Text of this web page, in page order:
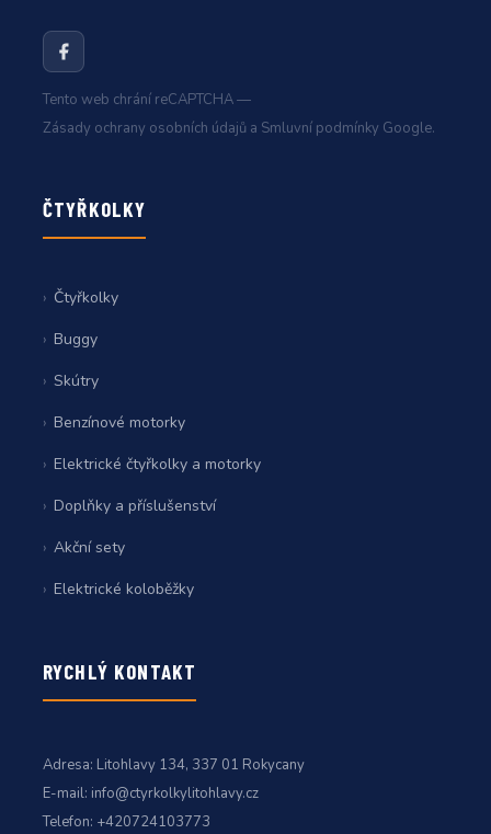
Tento web chrání reCAPTCHA —
Zásady ochrany osobních údajů a Smluvní podmínky Google.
ČTYŘKOLKY
Čtyřkolky
Buggy
Skútry
Benzínové motorky
Elektrické čtyřkolky a motorky
Doplňky a příslušenství
Akční sety
Elektrické koloběžky
RYCHLÝ KONTAKT
Adresa: Litohlavy 134, 337 01 Rokycany
E-mail: info@ctyrkolkylitohlavy.cz
Telefon: +420724103773